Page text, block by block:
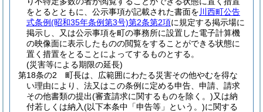
をとるとともに、公示事項が記載された書面を 川西町公告
式条例(昭和35年条例第3号)第2条第2項に規定する掲示場に
掲示し、又は公示事項を町の事務所に設置した電子計算機
の映像面に表示したものの閲覧をすることができる状態に
置く措置をとることによってするものとする。
(災害等による期限の延長)
第18条の2
町長は、広範囲にわたる災害その他やむを得な
い理由により、法又はこの条例に定める申告、申請、請求
その他書類の提出(審査請求に関するものを除く。)又は納
付若しくは納入(以下本条中「申告等」という。)に関する